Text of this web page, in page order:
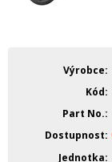
Výrobce
Kód
Part No.
Dostupnost
Jednotka